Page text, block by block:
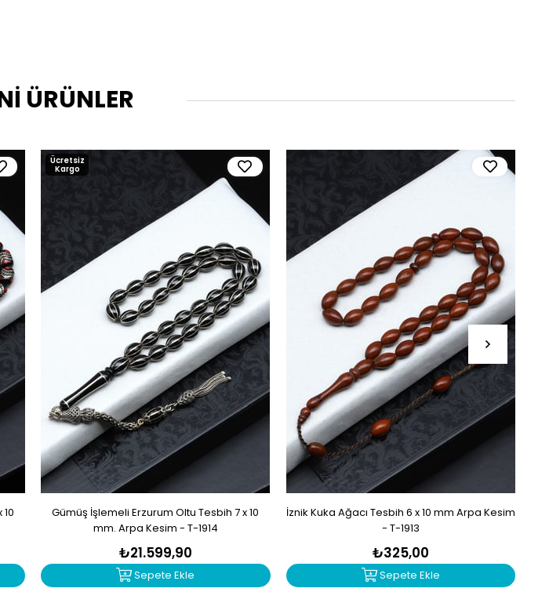
ÜRÜNLER
Gümüş İşlemeli Erzurum Oltu Tesbih 7 x 10
mm. Arpa Kesim - T-1914
₺21.599,90
Sepete Ekle
Ücretsiz
Kargo
İznik Kuka Ağacı Tesbih 6 x 10 mm Arpa Kesim
- T-1913
₺325,00
Sepete Ekle